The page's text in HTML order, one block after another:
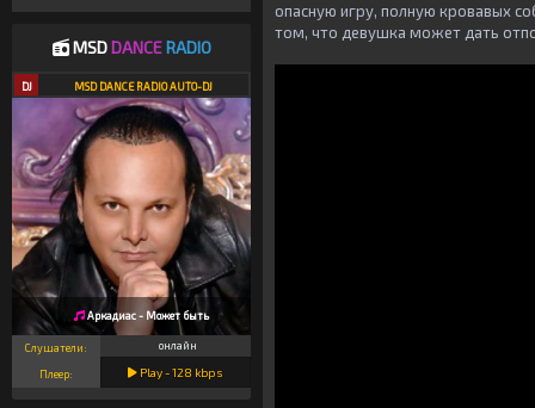
MSDDANCE RADIO
DJ MSD DANCE RADIO AUTO-DJ
Аркадиас - Может быть
Слушатели: онлайн
Плеер: Play -128 kbps
опасную игру, полную кровавых
том, что девушка может дать